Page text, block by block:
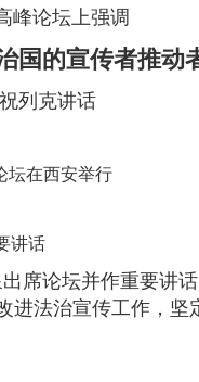
论坛上强调
国的宣传者推动
列克讲话
坛在西安举行
讲话
席论坛并作重要讲
法治宣传工作，